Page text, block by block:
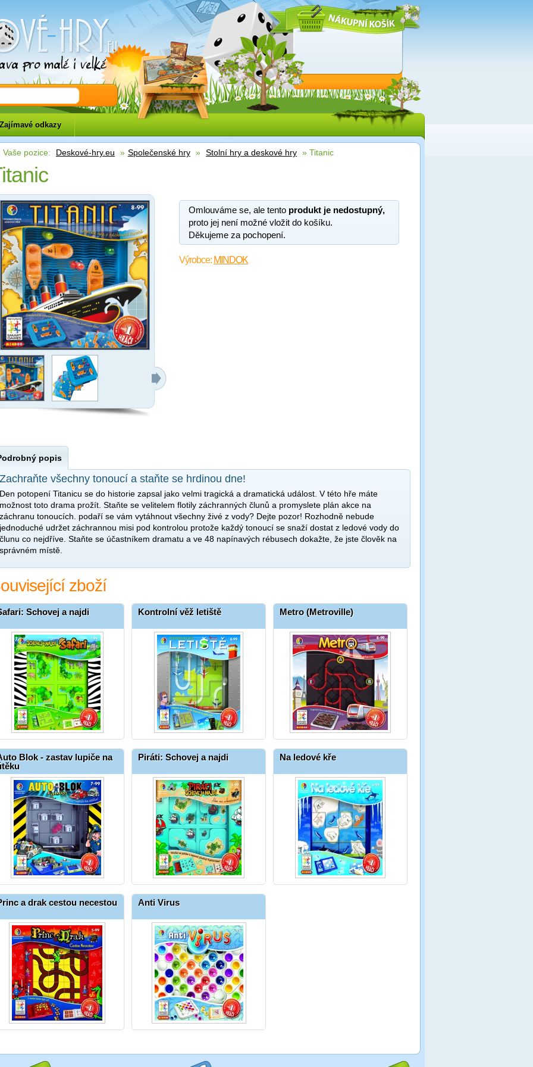
Zajímavé odkazy
Vaše pozice: Deskové-hry.eu » Společenské hry » Stolní hry a deskové hry » Titanic
Omlouváme se, ale tento produkt je nedostupný,
proto jej není možné vložit do košíku.
Děkujeme za pochopení.
Výrobce: MINDOK
popis
Zachraňte všechny tonoucí a staňte se hrdinou dne!
Den potopení Titanicu se do historie zapsal jako velmi tragická a dramatická událost. V této hře máte
možnost toto drama prožít. Staňte se velitelem flotily záchranných člunů a promyslete plán akce na
záchranu tonoucích. podaří se vám vytáhnout všechny živé z vody? Dejte pozor! Rozhodně nebude
jednoduché udržet záchrannou misi pod kontrolou protože každý tonoucí se snaží dostat z ledové vody do
člunu co nejdříve. Staňte se účastníkem dramatu a ve 48 napínavých rébusech dokažte, že jste člověk na
správném místě.
zboží
Schovej a najdi Kontrolní věž letiště Metro (Metroville)
Blok - zastav lupiče na
Piráti: Schovej a najdi Na ledové kře
a drak cestou necestou Anti Virus